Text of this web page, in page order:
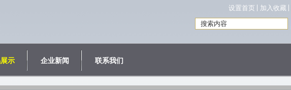
加入收藏
设置首页
示 企业新闻 联系我们